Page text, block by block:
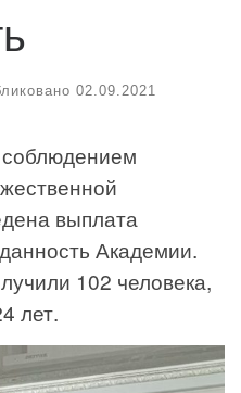
02.09.2021
соблюдением
выплата
Академии.
102 человека,
лет.